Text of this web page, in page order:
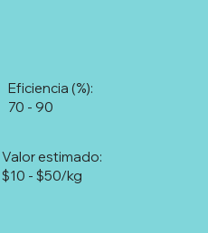
70 - 90
Eficiencia (%):
$10 - $50/kg
Valor estimado: